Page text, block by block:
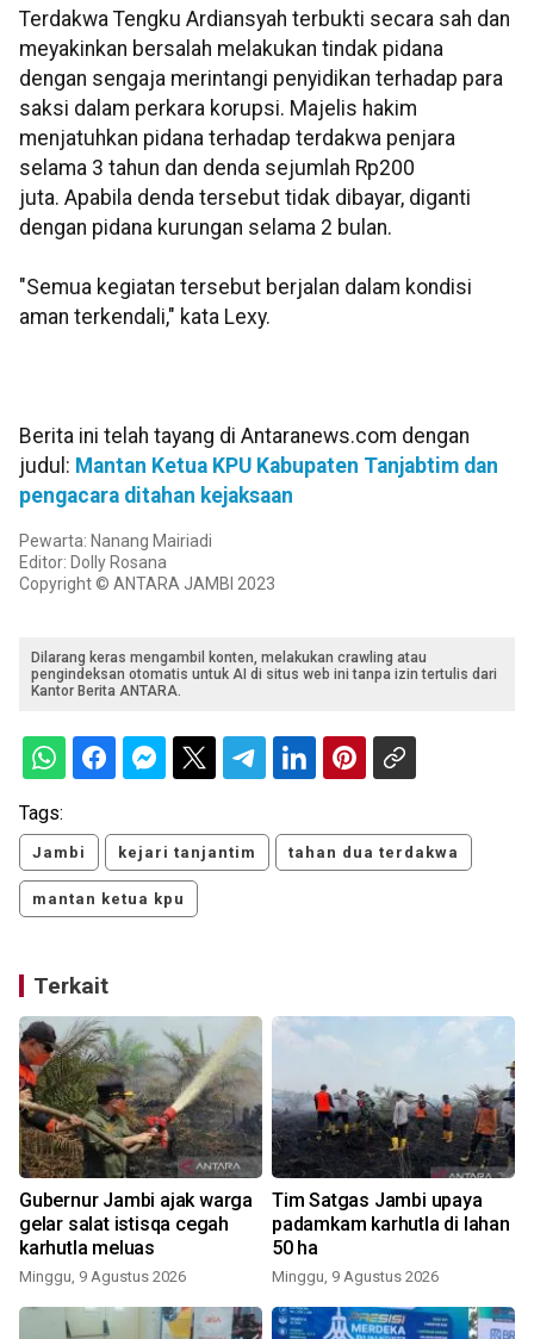
Terdakwa Tengku Ardiansyah terbukti secara sah dan
meyakinkan bersalah melakukan tindak pidana
dengan sengaja merintangi penyidikan terhadap para
saksi dalam perkara korupsi. Majelis hakim
menjatuhkan pidana terhadap terdakwa penjara
selama 3 tahun dan denda sejumlah Rp200
juta. Apabila denda tersebut tidak dibayar, diganti
dengan pidana kurungan selama 2 bulan.
"Semua kegiatan tersebut berjalan dalam kondisi
aman terkendali," kata Lexy.
Berita ini telah tayang di Antaranews.com dengan
judul: Mantan Ketua KPU Kabupaten Tanjabtim dan
pengacara ditahan kejaksaan
Pewarta: Nanang Mairiadi
Editor: Dolly Rosana
Copyright © ANTARA JAMBI 2023
Dilarang keras mengambil konten, melakukan crawling atau
pengindeksan otomatis untuk AI di situs web ini tanpa izin tertulis dari
Kantor Berita ANTARA.
Tags:
Jambi kejari tanjantim tahan dua terdakwa
mantan ketua kpu
Terkait
Gubernur Jambi ajak warga
gelar salat istisqa cegah
karhutla meluas
Minggu, 9 Agustus 2026
Tim Satgas Jambi upaya
padamkam karhutla di lahan
50 ha
Minggu, 9 Agustus 2026